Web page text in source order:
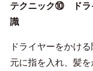
テクニック⑩ ドラ
識
ドライヤーをかけ
元に指を入れ、髪